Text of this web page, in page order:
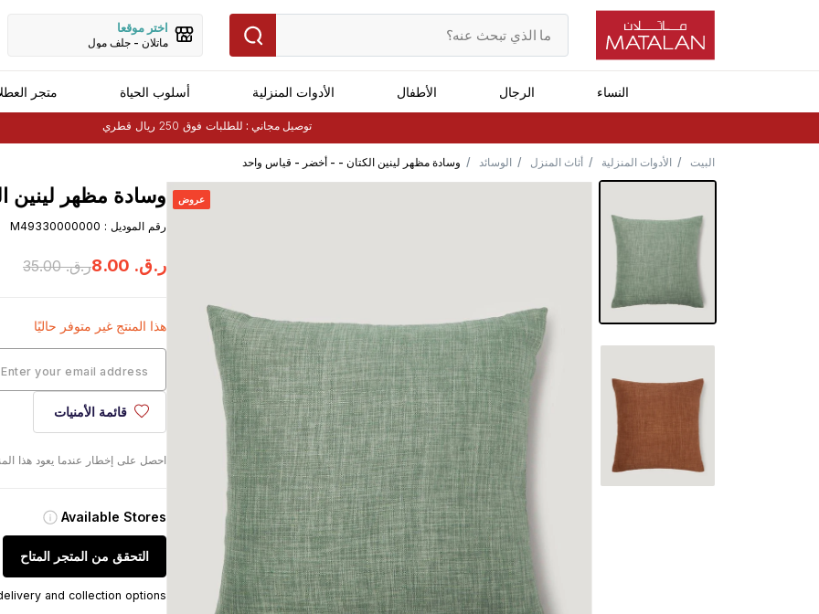
اختر موقعا
ماتلان - جلف مول
النساء الرجال الأطفال الأدوات المنزلية أسلوب الحياة متجر
توصيل مجاني : للطلبات فوق 250 ريال قطري
البيت الأدوات المنزلية أثاث المنزل الوسائد وسادة مظهر لينين الكتان - - أخضر - قياس واحد
عروض وسادة مظهر
رقم الموديل :
M49330000000
ر.ق. 8.00 ر.ق.‏
35.00
هذا المنتج غير متوفر حاليًا
قائمة الأمنيات
احصل على إخطار عندما يعود هذا
Available Stores
التحقق من المتجر المتاح
and collection options